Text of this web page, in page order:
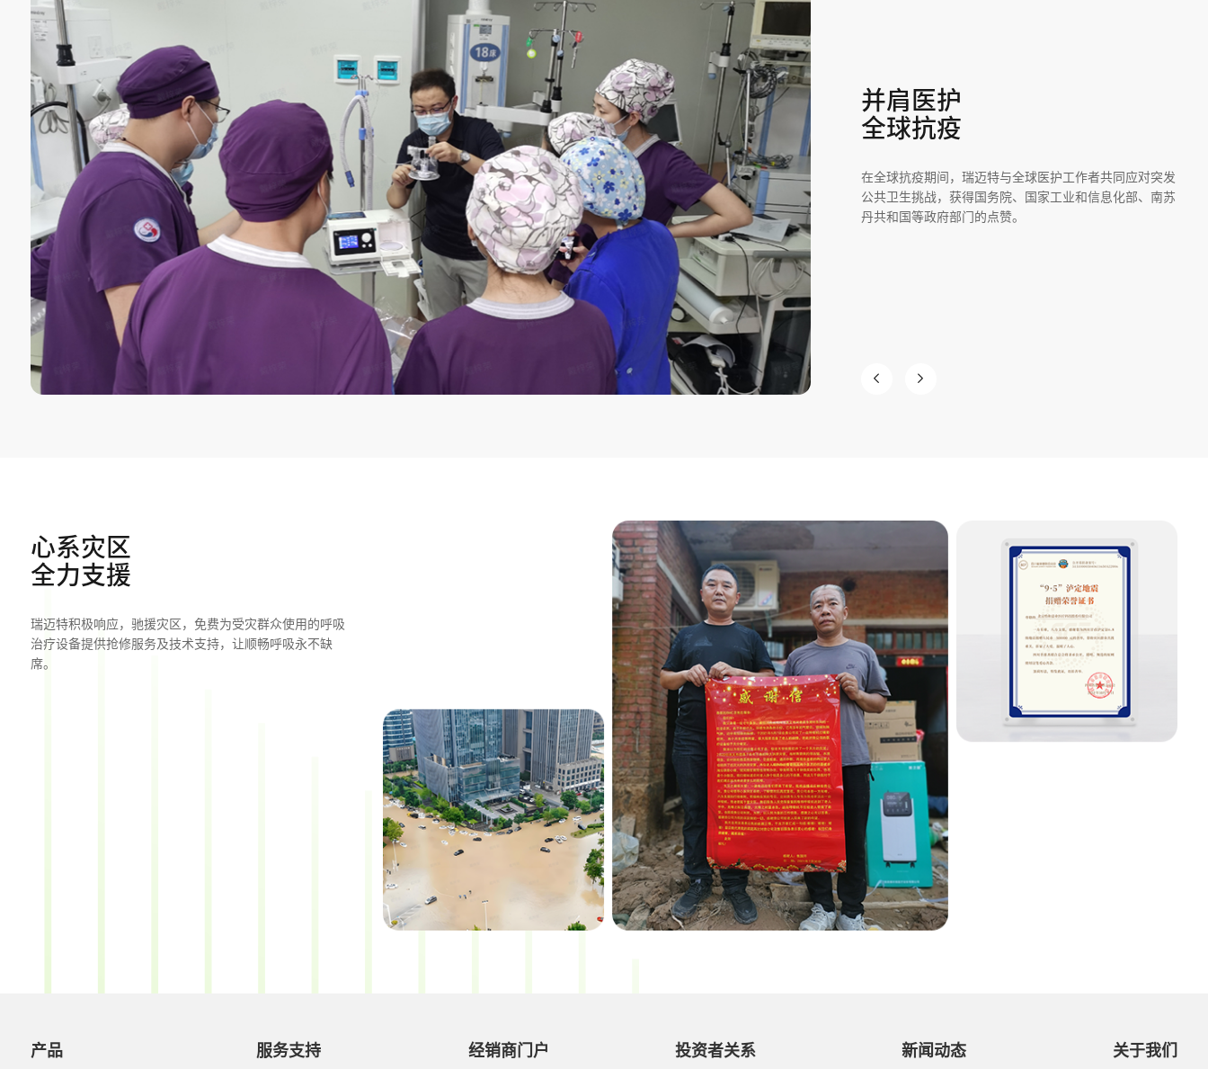
并肩医护
全球抗疫
在全球抗疫期间，瑞迈特与全球医护工作者共同应对突发
公共卫生挑战，获得国务院、国家工业和信息化部、南苏
丹共和国等政府部门的点赞。
心系灾区
全力支援
瑞迈特积极响应，驰援灾区，免费为受灾群众使用的呼吸
治疗设备提供抢修服务及技术支持，让顺畅呼吸永不缺
席。
产品 服务支持 经销商门户 投资者关系 新闻动态 关于我们